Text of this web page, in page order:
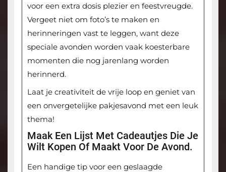
voor een extra dosis plezier en feestvreugde.
Vergeet niet om foto’s te maken en
herinneringen vast te leggen, want deze
speciale avonden worden vaak koesterbare
momenten die nog jarenlang worden
herinnerd.
Laat je creativiteit de vrije loop en geniet van
een onvergetelijke pakjesavond met een leuk
thema!
Maak Een Lijst Met Cadeautjes Die Je
Wilt Kopen Of Maakt Voor De Avond.
Een handige tip voor een geslaagde